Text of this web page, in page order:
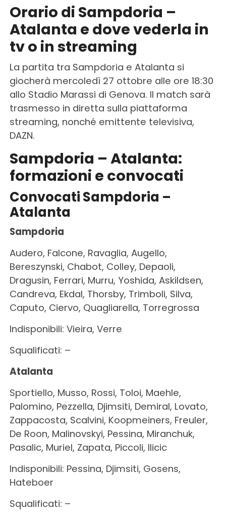
Orario di Sampdoria –
Atalanta e dove vederla in
tv o in streaming
La partita tra Sampdoria e Atalanta si
giocherà mercoledì 27 ottobre alle ore 18:30
allo Stadio Marassi di Genova. Il match sarà
trasmesso in diretta sulla piattaforma
streaming, nonché emittente televisiva,
DAZN.
Sampdoria – Atalanta:
formazioni e convocati
Convocati Sampdoria –
Atalanta
Sampdoria
Audero, Falcone, Ravaglia, Augello,
Bereszynski, Chabot, Colley, Depaoli,
Dragusin, Ferrari, Murru, Yoshida, Askildsen,
Candreva, Ekdal, Thorsby, Trimboli, Silva,
Caputo, Ciervo, Quagliarella, Torregrossa
Indisponibili: Vieira, Verre
Squalificati: –
Atalanta
Sportiello, Musso, Rossi, Toloi, Maehle,
Palomino, Pezzella, Djimsiti, Demiral, Lovato,
Zappacosta, Scalvini, Koopmeiners, Freuler,
De Roon, Malinovskyi, Pessina, Miranchuk,
Pasalic, Muriel, Zapata, Piccoli, Ilicic
Indisponibili: Pessina, Djimsiti, Gosens,
Hateboer
Squalificati: –